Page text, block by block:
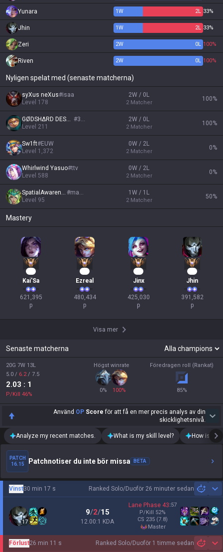
Yunara 1W 2L 33%
Jhin 1W 2L 33%
Zeri 2W 0L 100%
Riven 2W 0L 100%
Nyligen spelat med (senaste matcherna)
syXus neXus#isaa
Level 178
2W / 0L
2 Matcher
100%
GØDSHΔRD DESCΞNT #333
Level 211
2W / 0L
2 Matcher
100%
Sw1ft#EUW
Level 1,372
0W / 2L
2 Matcher
0%
Whirlwind Yasuo#ttv
Level 588
0W / 2L
2 Matcher
0%
SpatialAwareness #macro
Level 95
1W / 1L
2 Matcher
50%
Mastery
Kai'Sa
621,395
p
Ezreal
480,434
p
Jinx
425,030
p
Jhin
391,582
p
Visa mer
Senaste matcherna
20G 7W 13L
5.0 / 6.2/ 7.5
2.03 : 1
P/Kill 46%
Högst winrate
0% 100%
Föredragen roll (Rankat)
85%
Använd OP Score för att få en mer precis analys av din
skicklighetsnivå.
Analyze my recent matches. What is my skill level? How is my
PATCH
16.15
Patchnotiser du inte bör missa BETA
Ranked Solo/Duoför 26 minuter sedan
Vinst30 min 17 s
17
9/2/15
12.00:1 KDA
Lane Phase 43:57
P/Kill 52%
CS 235 (7.8)
master
Ranked Solo/Duoför 1 timme sedan
Förlust26 min 11 s